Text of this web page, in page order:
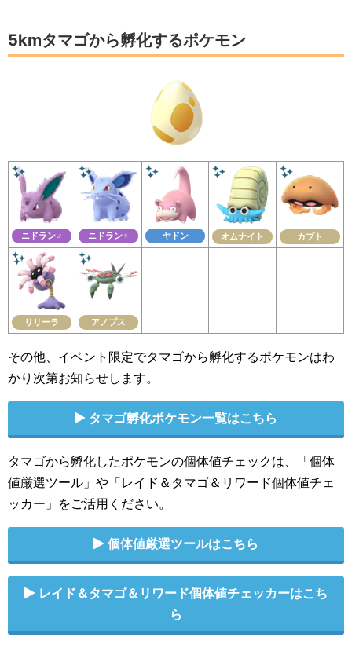
5kmタマゴから孵化するポケモン
ニドラン♂ ニドラン♀ ヤドン オムナイト カブト
リリーラ アノプス
その他、イベント限定でタマゴから孵化するポケモンはわ
かり次第お知らせします。
タマゴ孵化ポケモン一覧はこちら
タマゴから孵化したポケモンの個体値チェックは、「個体
値厳選ツール」や「レイド＆タマゴ＆リワード個体値チェ
ッカー」をご活用ください。
個体値厳選ツールはこちら
レイド＆タマゴ＆リワード個体値チェッカーはこち
ら